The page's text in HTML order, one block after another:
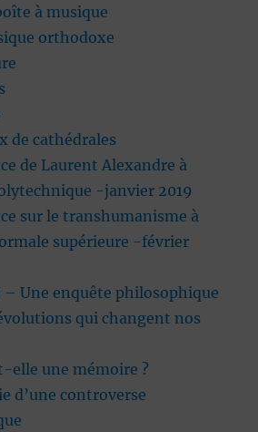
à musique
orthodoxe
de cathédrales
de Laurent Alexandre à
-janvier 2019
sur le transhumanisme à
supérieure -février
– Une enquête philosophique
qui changent nos
elle une mémoire ?
d’une controverse